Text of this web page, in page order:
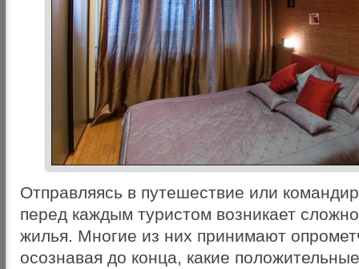
Отправляясь в путешествие или
перед каждым туристом возникает
жилья. Многие из них принимают
осознавая до конца, какие